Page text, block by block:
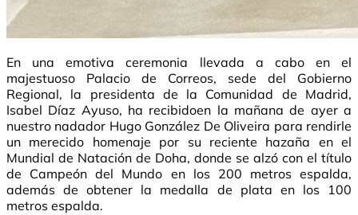
En una emotiva ceremonia llevada a cabo en el
majestuoso Palacio de Correos, sede del Gobierno
Regional, la presidenta de la Comunidad de Madrid,
Isabel Díaz Ayuso, ha recibidoen la mañana de ayer a
nuestro nadador Hugo González De Oliveira para rendirle
un merecido homenaje por su reciente hazaña en el
Mundial de Natación de Doha, donde se alzó con el título
de Campeón del Mundo en los 200 metros espalda,
además de obtener la medalla de plata en los 100
metros espalda.